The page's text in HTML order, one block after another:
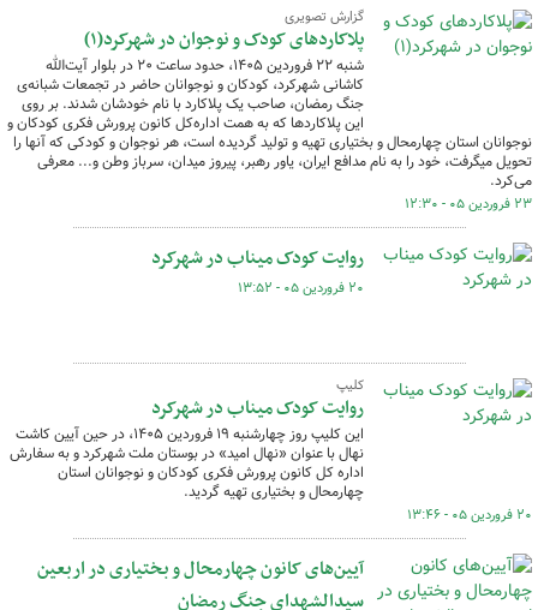
گزارش تصویری
پلاکاردهای کودک و نوجوان در شهرکرد(۱)
شنبه ۲۲ فروردین ۱۴۰۵، حدود ساعت ۲۰ در بلوار آیت‌الله
کاشانی شهرکرد، کودکان و نوجوانان حاضر در تجمعات شبانه‌ی
جنگ رمضان، صاحب یک پلاکارد با نام خودشان شدند. بر روی
این پلاکاردها که به همت اداره‌کل کانون پرورش فکری کودکان و
نوجوانان استان چهارمحال و بختیاری تهیه و تولید گردیده است، هر نوجوان و کودکی که آنها را
تحویل میگرفت، خود را به نام مدافع ایران، یاور رهبر، پیروز میدان، سرباز وطن و... معرفی
می‌کرد.
۲۳ فروردین ۰۵ - ۱۲:۳۰
روایت کودک میناب در شهرکرد
۲۰ فروردین ۰۵ - ۱۳:۵۲
کلیپ
روایت کودک میناب در شهرکرد
این کلیپ روز چهارشنبه ۱۹ فروردین ۱۴۰۵، در حین آیین کاشت
نهال با عنوان «نهال امید» در بوستان ملت شهرکرد و به سفارش
اداره کل کانون پرورش فکری کودکان و نوجوانان استان
چهارمحال و بختیاری تهیه گردید.
۲۰ فروردین ۰۵ - ۱۳:۴۶
آیین‌های کانون‌ چهارمحال و بختیاری در اربعین
سیدالشهدای جنگ رمضان